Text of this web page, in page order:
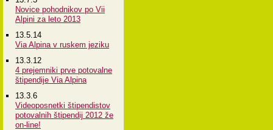
Novice pohodnikov po Vii
Alpini za leto 2013
13.5.14
Via Alpina v ruskem jeziku
13.3.12
4 prejemniki prve potovalne
štipendije Via Alpina
13.3.6
Videoposnetki štipendistov
potovalnih štipendij 2012 že
on-line!